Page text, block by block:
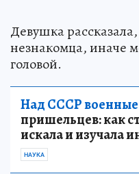
Девушка
незнакомца, иначе
головой.
Над СССР военные
пришельцев: как
искала и изучала
НАУКА